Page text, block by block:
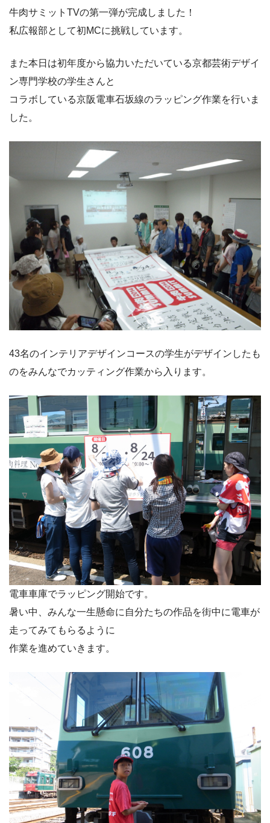
牛肉サミットTVの第一弾が完成しました！
私広報部として初MCに挑戦しています。
また本日は初年度から協力いただいている京都芸術デザイ
ン専門学校の学生さんと
コラボしている京阪電車石坂線のラッピング作業を行いま
した。
43名のインテリアデザインコースの学生がデザインしたも
のをみんなでカッティング作業から入ります。
電車車庫でラッピング開始です。
暑い中、みんな一生懸命に自分たちの作品を街中に電車が
走ってみてもらるように
作業を進めていきます。